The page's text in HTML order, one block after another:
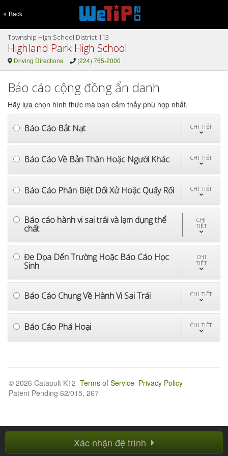
Back
Township High School District 113
Highland Park High School
Driving Directions (224) 765-2000
Báo cáo cộng đồng ẩn danh
Hãy lựa chọn hình thức mà bạn cảm thấy phù hợp nhất.
Báo Cáo Bắt Nạt CHI TIẾT
Báo Cáo Về Bản Thân Hoặc Người Khác CHI TIẾT
Báo Cáo Phân Biệt Dối Xử Hoặc Quấy Rối CHI TIẾT
Báo cáo hành vi sai trái và lạm dụng thể
chất
CHI
TIẾT
Đe Dọa Dến Trường Hoặc Báo Cáo Học
Sinh
CHI
TIẾT
Báo Cáo Chung Về Hành Vi Sai Trái CHI TIẾT
Báo Cáo Phá Hoại CHI TIẾT
Xác nhận đệ trình
© 2026 Catapult K12 Terms of Service Privacy Policy
Patent Pending 62/015, 267